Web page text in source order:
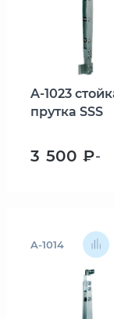
A-1023
прутка SSS
3 500 ₽-
A-1014